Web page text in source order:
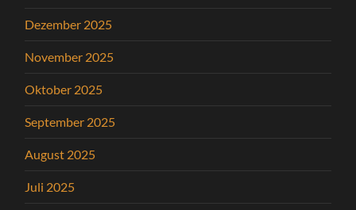
Dezember 2025
November 2025
Oktober 2025
September 2025
August 2025
Juli 2025